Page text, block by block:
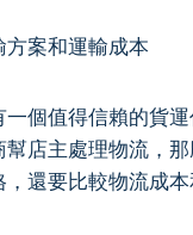
方案和運輸成本
一個值得信賴的貨
幫店主處理物流，
還要比較物流成本